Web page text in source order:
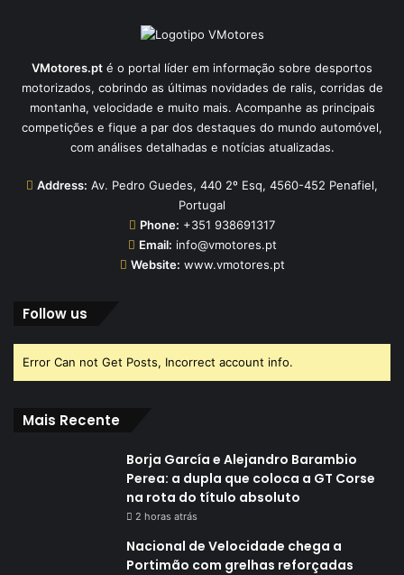
VMotores.pt é o portal líder em informação sobre desportos
motorizados, cobrindo as últimas novidades de ralis, corridas de
montanha, velocidade e muito mais. Acompanhe as principais
competições e fique a par dos destaques do mundo automóvel,
com análises detalhadas e notícias atualizadas.
Address: Av. Pedro Guedes, 440 2º Esq, 4560-452 Penafiel,
Portugal
Phone: +351 938691317
Email: info@vmotores.pt
Website: www.vmotores.pt
Follow us
Error Can not Get Posts, Incorrect account info.
Mais Recente
Borja García e Alejandro Barambio
Perea: a dupla que coloca a GT Corse
na rota do título absoluto
2 horas atrás
Nacional de Velocidade chega a
Portimão com grelhas reforçadas